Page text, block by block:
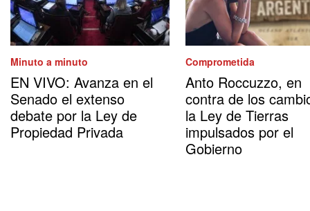
Minuto a minuto
EN VIVO: Avanza en el
Senado el extenso
debate por la Ley de
Propiedad Privada
Comprometida
Anto Roccuzzo, en
contra de los
la Ley de Tierras
impulsados por el
Gobierno